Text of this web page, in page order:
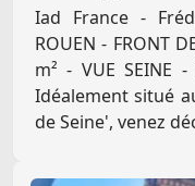
Iad France -
ROUEN - FRONT
m² - VUE SEINE -
Idéalement situé
de Seine', venez